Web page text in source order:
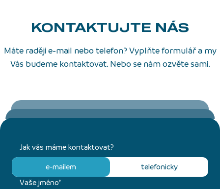
KONTAKTUJTE NÁS
Máte raději e-mail nebo telefon? Vyplňte formulář a my
Vás budeme kontaktovat. Nebo se nám ozvěte sami.
Jak vás máme kontaktovat?
e-mailem
telefonicky
Vaše jméno*